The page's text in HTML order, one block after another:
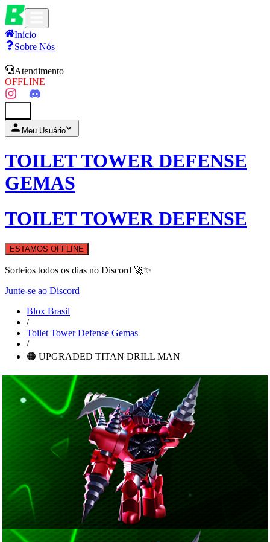
Início
Sobre Nós
Atendimento
OFFLINE
Meu Usuário
TOILET TOWER DEFENSE
GEMAS
TOILET TOWER DEFENSE
ESTAMOS OFFLINE
Sorteios todos os dias no Discord 🚀✨
Junte-se ao Discord
Blox Brasil
/
Toilet Tower Defense Gemas
/
🟠 UPGRADED TITAN DRILL MAN